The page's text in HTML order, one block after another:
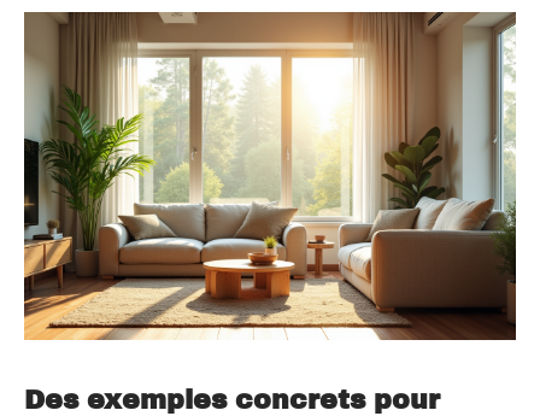
Des exemples concrets pour